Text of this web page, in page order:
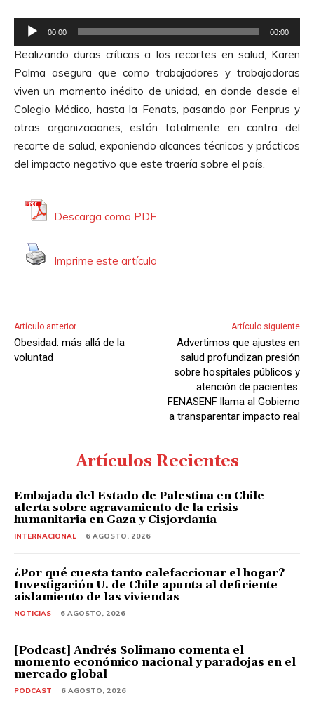
e
u
d
i
o
e
p
r
o
d
u
c
t
o
00:00 00:00
Realizando duras críticas a los recortes en salud, Karen
Palma asegura que como trabajadores y trabajadoras
viven un momento inédito de unidad, en donde desde el
Colegio Médico, hasta la Fenats, pasando por Fenprus y
otras organizaciones, están totalmente en contra del
recorte de salud, exponiendo alcances técnicos y prácticos
del impacto negativo que este traería sobre el país.
Descarga como PDF
Imprime este artículo
Artículo anterior
Obesidad: más allá de la
voluntad
Artículo siguiente
Advertimos que ajustes en
salud profundizan presión
sobre hospitales públicos y
atención de pacientes:
FENASENF llama al Gobierno
a transparentar impacto real
Artículos Recientes
Embajada del Estado de Palestina en Chile
alerta sobre agravamiento de la crisis
humanitaria en Gaza y Cisjordania
INTERNACIONAL 6 AGOSTO, 2026
¿Por qué cuesta tanto calefaccionar el hogar?
Investigación U. de Chile apunta al deficiente
aislamiento de las viviendas
NOTICIAS 6 AGOSTO, 2026
[Podcast] Andrés Solimano comenta el
momento económico nacional y paradojas en el
mercado global
PODCAST 6 AGOSTO, 2026